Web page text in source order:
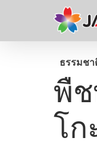
ธรรมชา
พืช
โก